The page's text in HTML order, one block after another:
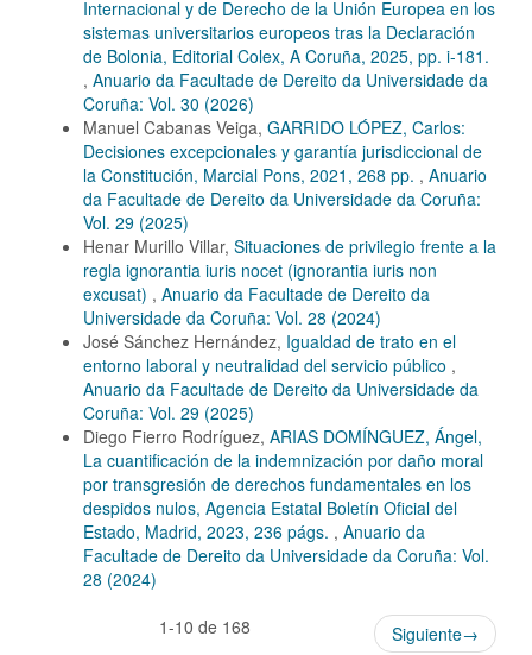
Internacional y de Derecho de la Unión Europea en los
sistemas universitarios europeos tras la Declaración
de Bolonia, Editorial Colex, A Coruña, 2025, pp. i-181.
, Anuario da Facultade de Dereito da Universidade da
Coruña: Vol. 30 (2026)
Manuel Cabanas Veiga, GARRIDO LÓPEZ, Carlos:
Decisiones excepcionales y garantía jurisdiccional de
la Constitución, Marcial Pons, 2021, 268 pp. , Anuario
da Facultade de Dereito da Universidade da Coruña:
Vol. 29 (2025)
Henar Murillo Villar, Situaciones de privilegio frente a la
regla ignorantia iuris nocet (ignorantia iuris non
excusat) , Anuario da Facultade de Dereito da
Universidade da Coruña: Vol. 28 (2024)
José Sánchez Hernández, Igualdad de trato en el
entorno laboral y neutralidad del servicio público ,
Anuario da Facultade de Dereito da Universidade da
Coruña: Vol. 29 (2025)
Diego Fierro Rodríguez, ARIAS DOMÍNGUEZ, Ángel,
La cuantificación de la indemnización por daño moral
por transgresión de derechos fundamentales en los
despidos nulos, Agencia Estatal Boletín Oficial del
Estado, Madrid, 2023, 236 págs. , Anuario da
Facultade de Dereito da Universidade da Coruña: Vol.
28 (2024)
1-10 de 168
Siguiente→